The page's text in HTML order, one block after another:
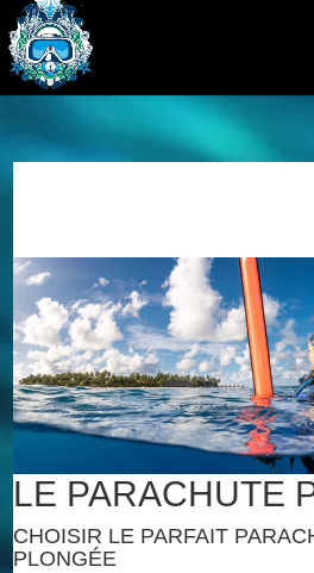
LE PARACHUTE
CHOISIR LE PARFAIT
PLONGÉE